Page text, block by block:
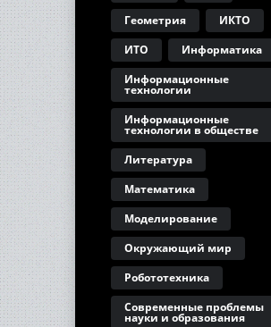
Геометрия
ИКТО
ИТО
Информатика
Информационные
технологии
Информационные
технологии в обществе
Литература
Математика
Моделирование
Окружающий мир
Робототехника
Современные проблемы
науки и образования